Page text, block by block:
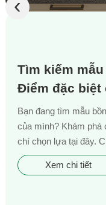
Tìm kiếm
Điểm đặc biệt
Bạn đang tìm mẫu
của mình? Khám phá
chí chọn lựa tại đây.
Xem chi tiết
‹